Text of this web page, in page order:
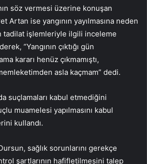
söz vermesi üzerine konuşan
Artan ise yangının yayılmasına neden
tadilat işlemleriyle ilgili inceleme
“Yangının çıktığı gün
kararı henüz çıkmamıştı,
asla kaçmam” dedi.
suçlamaları kabul etmediğini
muamelesi yapılmasını kabul
kullandı.
sağlık sorunlarını gerekçe
şartlarının hafifletilmesini talep